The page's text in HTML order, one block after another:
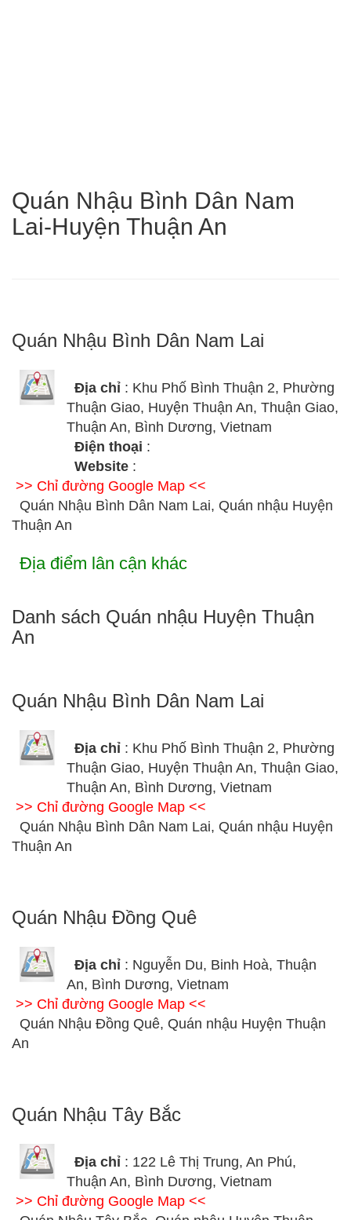
Quán Nhậu Bình Dân Nam
Lai-Huyện Thuận An
Quán Nhậu Bình Dân Nam Lai
Địa chỉ : Khu Phố Bình Thuận 2, Phường
Thuận Giao, Huyện Thuận An, Thuận Giao,
Thuận An, Bình Dương, Vietnam
Điện thoại :
Website :
>> Chỉ đường Google Map <<
Quán Nhậu Bình Dân Nam Lai, Quán nhậu Huyện
Thuận An
Địa điểm lân cận khác
Danh sách Quán nhậu Huyện Thuận
An
Quán Nhậu Bình Dân Nam Lai
Địa chỉ : Khu Phố Bình Thuận 2, Phường
Thuận Giao, Huyện Thuận An, Thuận Giao,
Thuận An, Bình Dương, Vietnam
>> Chỉ đường Google Map <<
Quán Nhậu Bình Dân Nam Lai, Quán nhậu Huyện
Thuận An
Quán Nhậu Đồng Quê
Địa chỉ : Nguyễn Du, Binh Hoà, Thuận
An, Bình Dương, Vietnam
>> Chỉ đường Google Map <<
Quán Nhậu Đồng Quê, Quán nhậu Huyện Thuận
An
Quán Nhậu Tây Bắc
Địa chỉ : 122 Lê Thị Trung, An Phú,
Thuận An, Bình Dương, Vietnam
>> Chỉ đường Google Map <<